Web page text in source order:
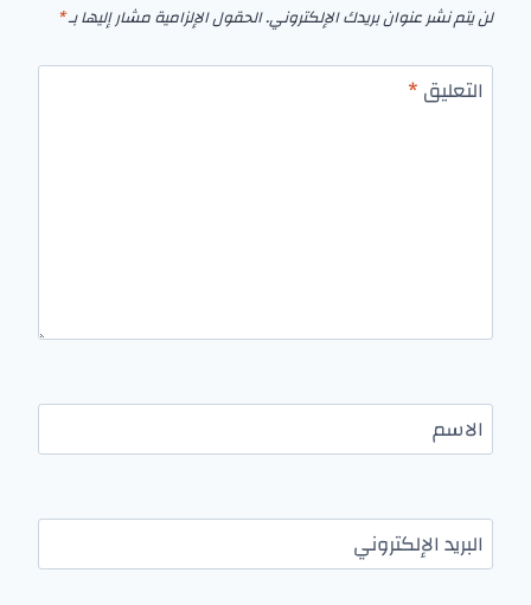
لن يتم نشر عنوان بريدك الإلكتروني.الحقول الإلزامية مشار إليها بـ*
التعليق*
الاسم
البريد الإلكتروني